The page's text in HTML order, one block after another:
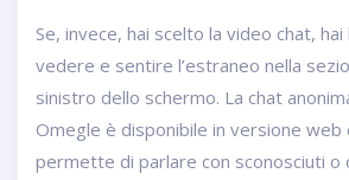
Se, invece, hai scelto la video chat,
vedere e sentire l’estraneo nella
sinistro dello schermo. La chat
Omegle è disponibile in versione web
permette di parlare con sconosciuti o